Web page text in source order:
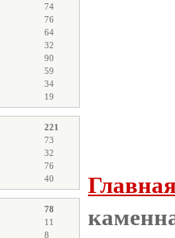
74
76
64
32
90
59
34
19
221
73
32
76
40
78
11
8